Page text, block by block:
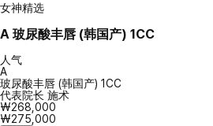
女神精选
A 玻尿酸丰唇 (韩国产) 1CC
人气
A
玻尿酸丰唇 (韩国产) 1CC
代表院长 施术
₩268,000
₩275,000